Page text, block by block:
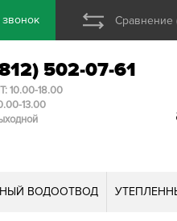
звонок Сравнение
502-07-61
10.00-18.00
13.00
ВОДООТВОД